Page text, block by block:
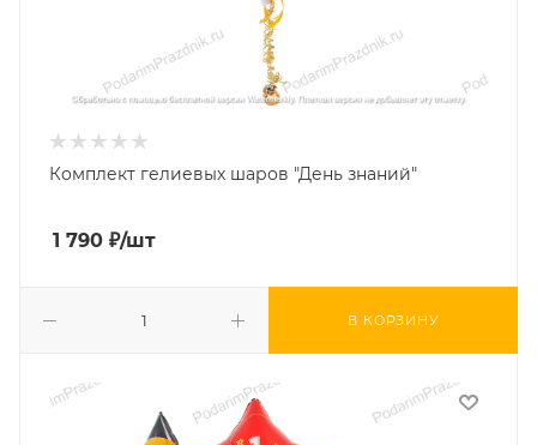
Комплект гелиевых шаров "День знаний"
1 790 ₽/шт
В КОРЗИНУ